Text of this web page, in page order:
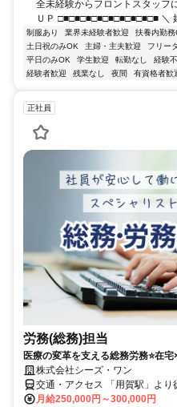
全未経験からフロントスタッフ
ＵＰ □■□■□■□■□■□■□■□■□■ ＼
制服あり 業界未経験者歓迎 扶養内勤務
土日祝のみOK
主婦・主夫歓迎 フリー
平日のみOK
学生歓迎 転勤なし 経験
経験者歓迎
残業なし 夜間 有資格者歓
正社員
労務(総務)担当
医療の変革を支える総務労務⭐在
株式会社シーズ・ワン
交通・アクセス 「⽤賀駅」より
月給250,000円～300,000円